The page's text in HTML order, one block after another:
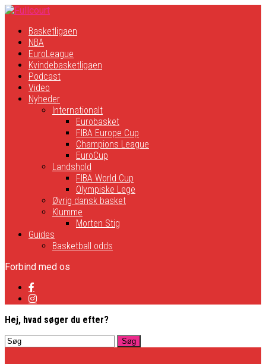
Basketligaen
NBA
EuroLeague
Kvindebasketligaen
Podcast
Video
Nyheder
Internationalt
Eurobasket
FIBA Europe Cup
Champions League
EuroCup
Landshold
FIBA World Cup
Olympiske Lege
Øvrig dansk basket
Klumme
Morten Stig
Guides
Basketball odds
Forbind med os
Hej, hvad søger du efter?